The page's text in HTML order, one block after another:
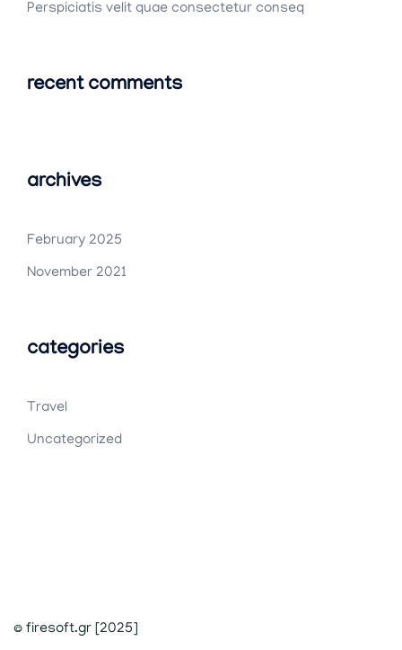
Perspiciatis velit quae consectetur conseq
recent comments
archives
February 2025
November 2021
categories
Travel
Uncategorized
© firesoft.gr [2025]